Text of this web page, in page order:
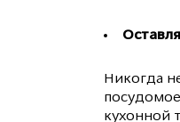
Никогда
кухонной